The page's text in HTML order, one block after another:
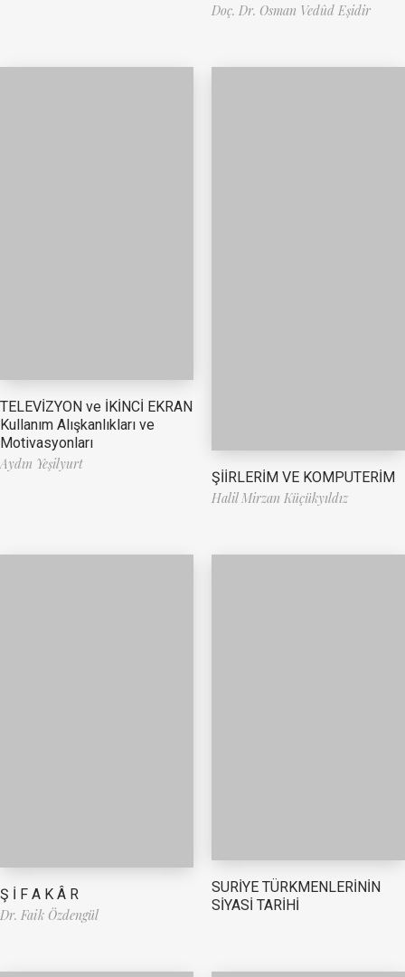
Doç. Dr. Osman Vedûd Eşidir
TELEVİZYON ve İKİNCİ EKRAN
Kullanım Alışkanlıkları ve
Motivasyonları
Aydın Yeşilyurt
ŞİİRLERİM VE KOMPUTERİM
Halil Mirzan Küçükyıldız
Ş İ F A K Â R
Dr. Faik Özdengül
SURİYE TÜRKMENLERİNİN
SİYASİ TARİHİ